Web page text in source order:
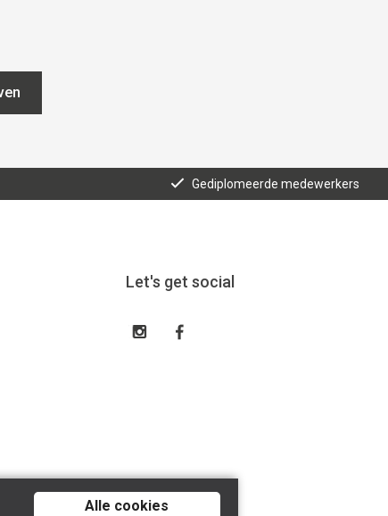
Gediplomeerde medewerkers
Let's get social
Alle cookies